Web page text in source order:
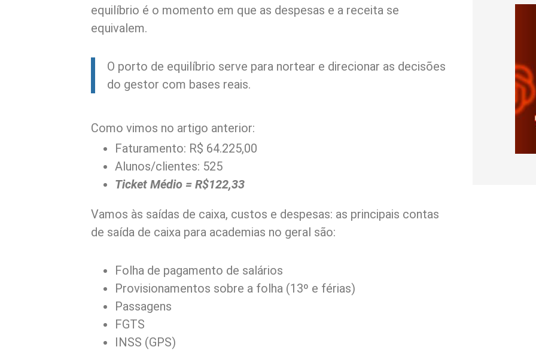
equilíbrio é o momento em que as despesas e a receita se
equivalem.
O porto de equilíbrio serve para nortear e direcionar as decisões
do gestor com bases reais.
Como vimos no artigo anterior:
Faturamento: R$ 64.225,00
Alunos/clientes: 525
Ticket Médio = R$122,33
Vamos às saídas de caixa, custos e despesas: as principais contas
de saída de caixa para academias no geral são:
Folha de pagamento de salários
Provisionamentos sobre a folha (13º e férias)
Passagens
FGTS
INSS (GPS)